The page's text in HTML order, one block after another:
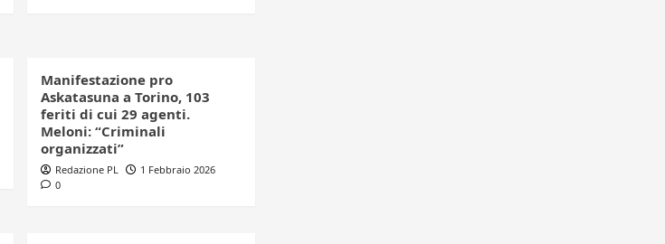
Manifestazione pro
Askatasuna a Torino, 103
feriti di cui 29 agenti.
Meloni: “Criminali
organizzati”
Redazione PL
1 Febbraio 2026
0